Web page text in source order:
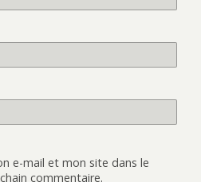
e-mail et mon site dans le
commentaire.